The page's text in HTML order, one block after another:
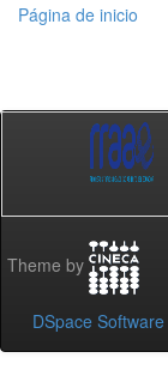
Página de inicio
Theme by
DSpace Software